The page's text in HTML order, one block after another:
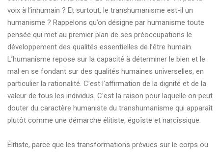
voix à l’inhumain ? Et surtout, le transhumanisme est-il un
humanisme ? Rappelons qu’on désigne par humanisme toute
pensée qui met au premier plan de ses préoccupations le
développement des qualités essentielles de l’être humain.
L’humanisme repose sur la capacité à déterminer le bien et le
mal en se fondant sur des qualités humaines universelles, en
particulier la rationalité. C’est l’affirmation de la dignité et de la
valeur de tous les individus. C'est la raison pour laquelle on peut
douter du caractère humaniste du transhumanisme qui apparaît
plutôt comme une démarche élitiste, égoïste et narcissique.
Élitiste, parce que les transformations prévues sur le corps ou